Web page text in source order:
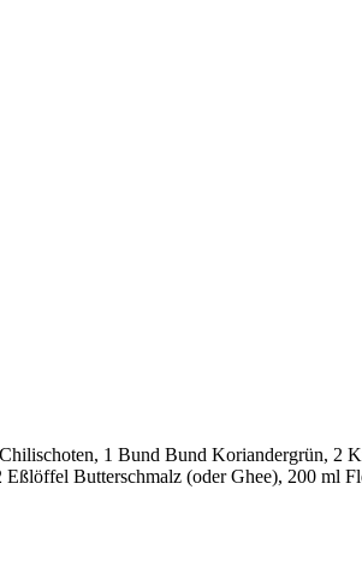
1 Bund Bund Koriandergrün, 2
Butterschmalz (oder Ghee), 200 ml